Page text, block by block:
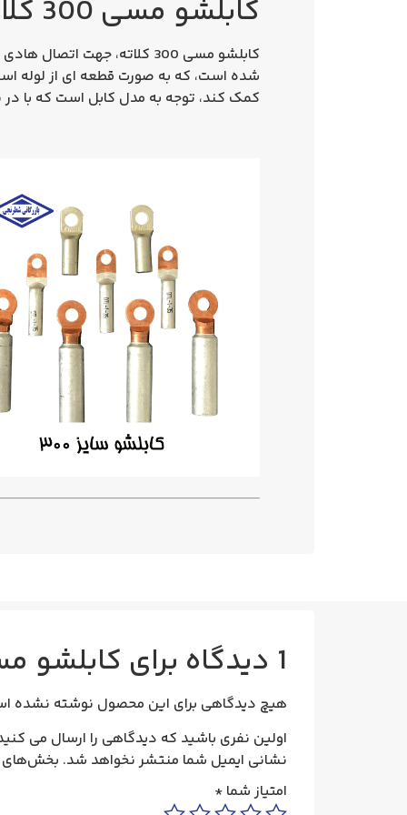
کابلشو مسی 300 کلاته
شده است، که به صورت قطعه ای از لوله
کمک کند، توجه به مدل کابل است که با در
1 دیدگاه برای کابلشو مسی 300
هیچ دیدگاهی برای این محصول نوشته نشده
اولین نفری باشید که دیدگاهی را ارسال می کنید برای
نشانی ایمیل شما منتشر نخواهد شد. بخش‌های
امتیاز شما *